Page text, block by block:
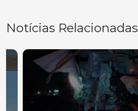
Notícias Relacionadas